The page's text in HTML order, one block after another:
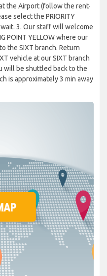
the Airport (follow the rent-
select the PRIORITY
3. Our staff will welcome
POINT YELLOW where our
the SIXT branch. Return
vehicle at our SIXT branch
will be shuttled back to the
is approximately 3 min away